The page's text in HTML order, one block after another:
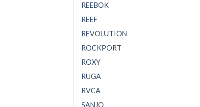
REEBOK
REEF
REVOLUTION
ROCKPORT
ROXY
RUGA
RVCA
SANJO